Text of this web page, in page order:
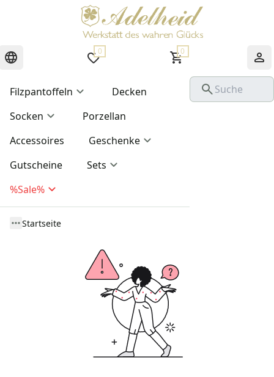
0 0
Filzpantoffeln
Decken
Socken
Porzellan
Accessoires
Geschenke
Gutscheine
Sets
%Sale%
Startseite